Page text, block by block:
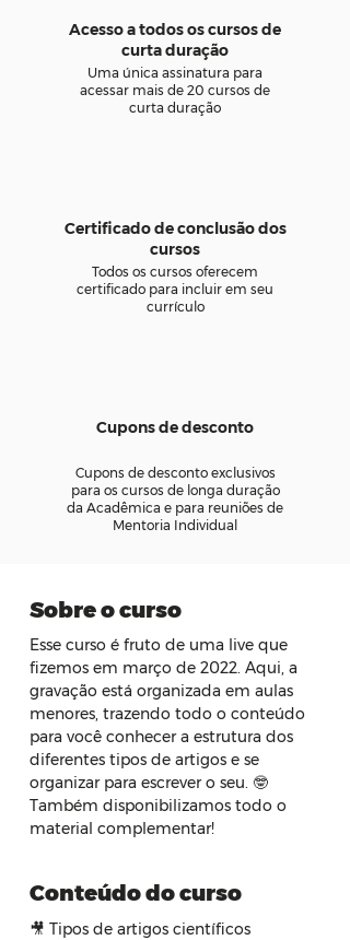
Acesso a todos os cursos de
curta duração
Uma única assinatura para
acessar mais de 20 cursos de
curta duração
Certificado de conclusão dos
cursos
Todos os cursos oferecem
certificado para incluir em seu
currículo
Cupons de desconto
Cupons de desconto exclusivos
para os cursos de longa duração
da Acadêmica e para reuniões de
Mentoria Individual
Sobre o curso
Esse curso é fruto de uma live que
fizemos em março de 2022. Aqui, a
gravação está organizada em aulas
menores, trazendo todo o conteúdo
para você conhecer a estrutura dos
diferentes tipos de artigos e se
organizar para escrever o seu. 🤓
Também disponibilizamos todo o
material complementar!
Conteúdo do curso
🎥 Tipos de artigos científicos